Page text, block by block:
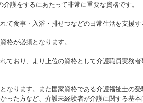
護をするにあたって非常に重要な資格です。
て食事・入浴・排せつなどの日常生活を支援す
格が必須となります。
ており、より上位の資格として介護職員実務者
なります。また国家資格である介護福祉士の受
った方など、介護未経験者が介護に関する基本